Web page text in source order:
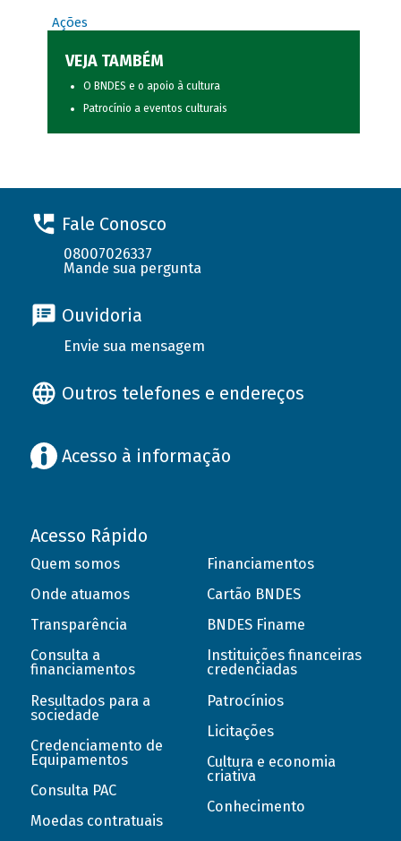
Ações
VEJA TAMBÉM
O BNDES e o apoio à cultura
Patrocínio a eventos culturais
Fale Conosco
08007026337
Mande sua pergunta
Ouvidoria
Envie sua mensagem
Outros telefones e endereços
Acesso à informação
Acesso Rápido
Quem somos
Onde atuamos
Transparência
Consulta a
financiamentos
Resultados para a
sociedade
Credenciamento de
Equipamentos
Consulta PAC
Moedas contratuais
Financiamentos
Cartão BNDES
BNDES Finame
Instituições financeiras
credenciadas
Patrocínios
Licitações
Cultura e economia
criativa
Conhecimento